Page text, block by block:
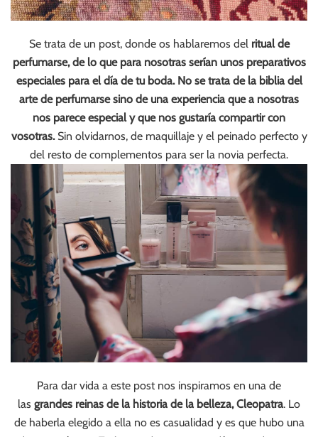
Se trata de un post, donde os hablaremos delritual de
perfumarse, de lo que para nosotras serían unos preparativos
especiales para el día de tu boda. No se trata de la biblia del
arte de perfumarse sino de una experiencia que a nosotras
nos parece especial y que nos gustaría compartir con
vosotras. Sin olvidarnos, de maquillaje y el peinado perfecto y
del resto de complementos para ser la novia perfecta.
Para dar vida a este post nos inspiramos en una de
las grandes reinas de la historia de la belleza, Cleopatra. Lo
de haberla elegido a ella no es casualidad y es que hubo una